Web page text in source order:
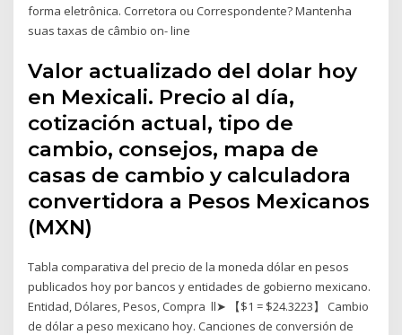
forma eletrônica. Corretora ou Correspondente? Mantenha
suas taxas de câmbio on- line
Valor actualizado del dolar hoy
en Mexicali. Precio al día,
cotización actual, tipo de
cambio, consejos, mapa de
casas de cambio y calculadora
convertidora a Pesos Mexicanos
(MXN)
Tabla comparativa del precio de la moneda dólar en pesos
publicados hoy por bancos y entidades de gobierno mexicano.
Entidad, Dólares, Pesos, Compra ll➤ 【$1 = $24.3223】 Cambio
de dólar a peso mexicano hoy. Canciones de conversión de